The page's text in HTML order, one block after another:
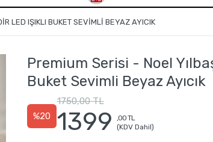
LED IŞIKLI BUKET SEVIMLI BEYAZ AYICIK
Premium Serisi - Noel
Buket Sevimli Beyaz Ayıcık
%20
1750,00 TL
1399
,00 TL
(KDV Dahil)